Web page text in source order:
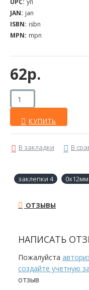
62р.
UPC: уп
JAN: jan
ISBN: isbn
MPN: mpn
КУПИТЬ
В закладки В
заклепки 4
ОТЗЫВЫ
НАПИСАТЬ
Пожалуйста
создайте учетную
отзыв